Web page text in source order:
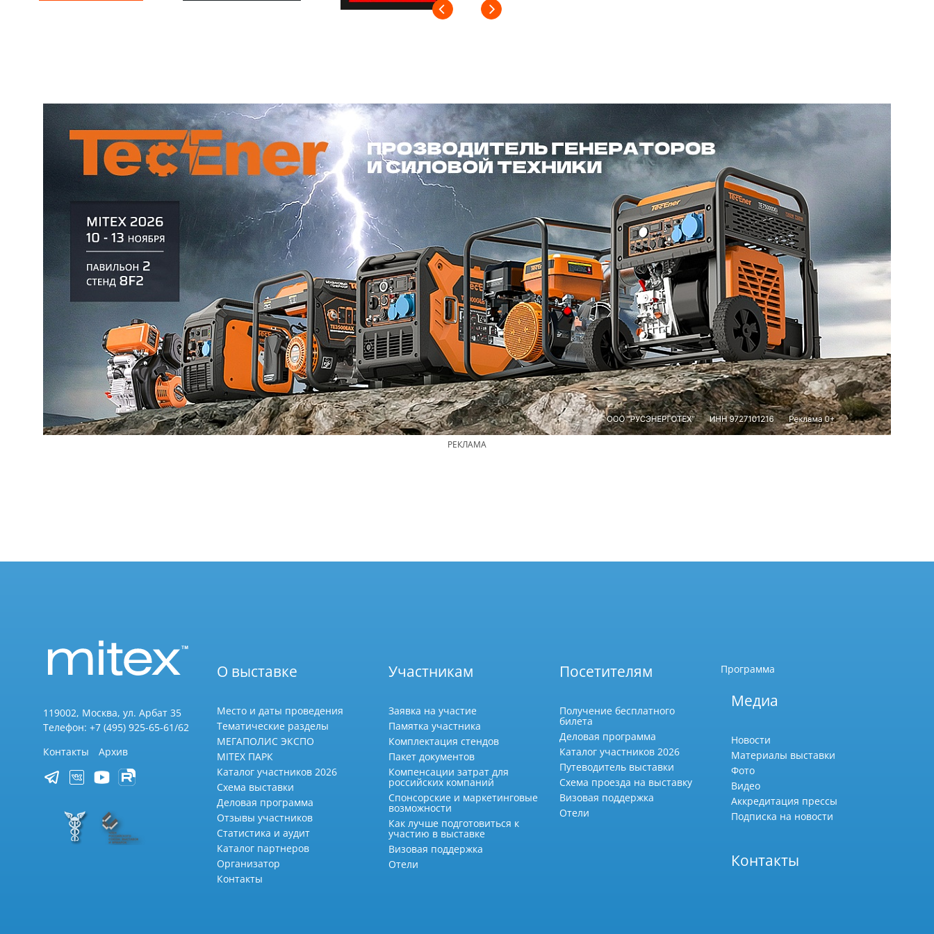
РЕКЛАМА
119002, Москва, ул. Арбат 35
Телефон: +7 (495) 925-65-61/62
Контакты
Архив
О выставке
Место и даты проведения
Тематические разделы
МЕГАПОЛИС ЭКСПО
MITEX ПАРК
Каталог участников 2026
Схема выставки
Деловая программа
Отзывы участников
Статистика и аудит
Каталог партнеров
Организатор
Контакты
Участникам
Заявка на участие
Памятка участника
Комплектация стендов
Пакет документов
Компенсации затрат для
российских компаний
Спонсорские и маркетинговые
возможности
Как лучше подготовиться к
участию в выставке
Визовая поддержка
Отели
Посетителям
Получение бесплатного
билета
Деловая программа
Каталог участников 2026
Путеводитель выставки
Схема проезда на выставку
Визовая поддержка
Отели
Программа
Медиа
Новости
Материалы выставки
Фото
Видео
Аккредитация прессы
Подписка на новости
Контакты